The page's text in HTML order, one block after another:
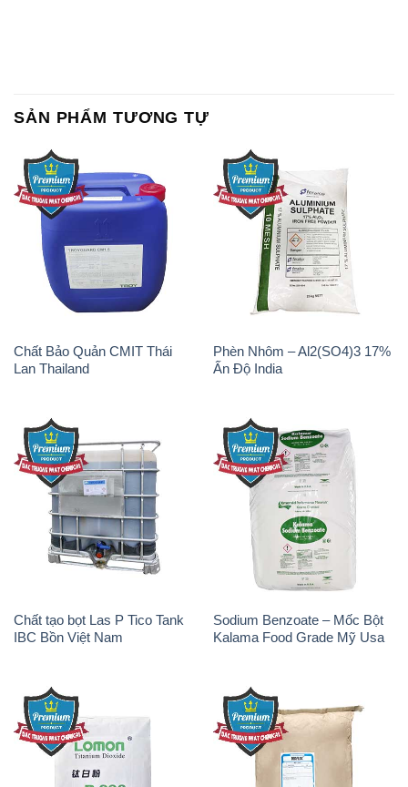
SẢN PHẨM TƯƠNG TỰ
Chất Bảo Quản CMIT Thái
Lan Thailand
Phèn Nhôm – Al2(SO4)3 17%
Ấn Độ India
Chất tạo bọt Las P Tico Tank
IBC Bồn Việt Nam
Sodium Benzoate – Mốc Bột
Kalama Food Grade Mỹ Usa